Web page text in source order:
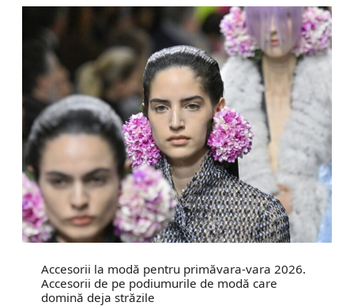
Accesorii la modă pentru primăvara-vara 2026.
Accesorii de pe podiumurile de modă care
domină deja străzile